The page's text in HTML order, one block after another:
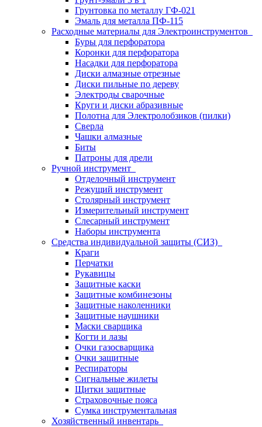
Грунтовка по металлу ГФ-021
Эмаль для металла ПФ-115
Расходные материалы для Электроинструментов
Буры для перфоратора
Коронки для перфоратора
Насадки для перфоратора
Диски алмазные отрезные
Диски пильные по дереву
Электроды сварочные
Круги и диски абразивные
Полотна для Электролобзиков (пилки)
Сверла
Чашки алмазные
Биты
Патроны для дрели
Ручной инструмент
Отделочный инструмент
Режущий инструмент
Столярный инструмент
Измерительный инструмент
Слесарный инструмент
Наборы инструмента
Средства индивидуальной защиты (СИЗ)
Краги
Перчатки
Рукавицы
Защитные каски
Защитные комбинезоны
Защитные наколенники
Защитные наушники
Маски сварщика
Когти и лазы
Очки газосварщика
Очки защитные
Респираторы
Сигнальные жилеты
Щитки защитные
Страховочные пояса
Сумка инструментальная
Хозяйственный инвентарь